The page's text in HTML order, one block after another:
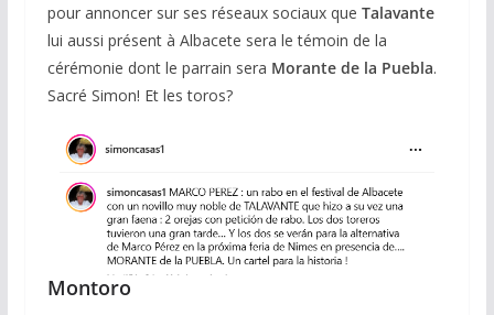
pour annoncer sur ses réseaux sociaux que Talavante
lui aussi présent à Albacete sera le témoin de la
cérémonie dont le parrain sera Morante de la Puebla.
Sacré Simon! Et les toros?
Montoro